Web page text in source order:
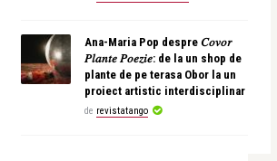
Ana-Maria Pop despre 𝐶𝑜𝑣𝑜𝑟
𝑃𝑙𝑎𝑛𝑡𝑒 𝑃𝑜𝑒𝑧𝑖𝑒: de la un shop de
plante de pe terasa Obor la un
proiect artistic interdisciplinar
de revistatango